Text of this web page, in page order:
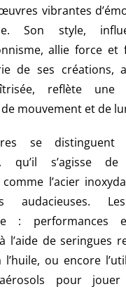
vibrantes
Son style,
allie force et
de ses créations,
reflète une
mouvement et de
se
qu’il s’agisse
l’acier
audacieuses.
: performances
l’aide de seringues
ou encore
pour